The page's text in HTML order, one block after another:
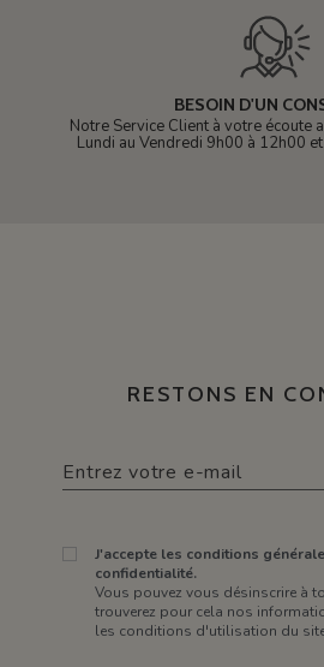
BESOIN D'UN
Notre Service Client à votre écoute
Lundi au Vendredi 9h00 à 12h00
RESTONS EN
J'accepte les conditions
confidentialité.
Vous pouvez vous désinscrire à
trouverez pour cela nos
les conditions d'utilisation du